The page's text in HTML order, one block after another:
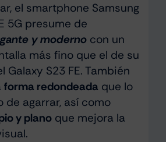
el smartphone Samsung
5G presume de
y modernocon un
más fino que el de su
Galaxy S23 FE. También
forma redondeada que lo
de agarrar, así como
y planoque mejora la